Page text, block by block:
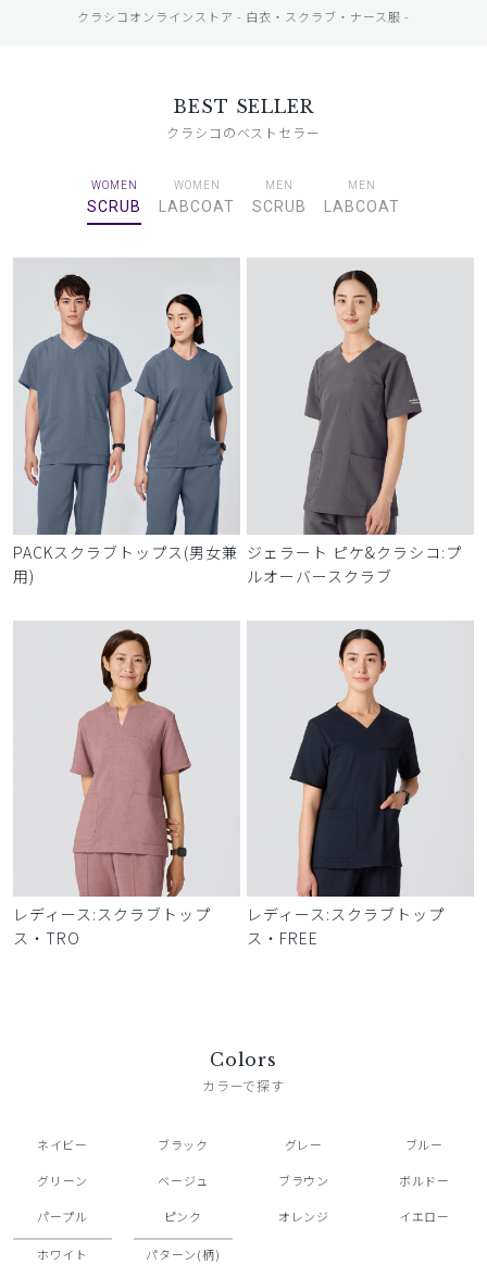
クラシコオンラインストア - 白衣・スクラブ・ナース服 -
BEST SELLER
クラシコのベストセラー
WOMEN
SCRUB
WOMEN
LABCOAT
MEN
SCRUB
MEN
LABCOAT
PACKスクラブトップス(男女兼
用)
ジェラート ピケ&クラシコ:プ
ルオーバースクラブ
レディース:スクラブトップ
ス・TRO
レディース:スクラブトップ
ス・FREE
Colors
カラーで探す
ネイビー ブラック グレー ブルー
グリーン ベージュ ブラウン ボルドー
パープル ピンク オレンジ イエロー
ホワイト パターン(柄)